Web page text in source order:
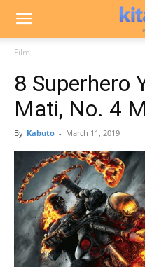
Film
8 Superhero
Mati, No. 4
By Kabuto - March 11, 2019